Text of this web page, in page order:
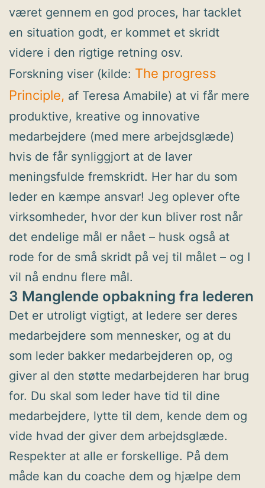
været gennem en god proces, har tacklet
en situation godt, er kommet et skridt
videre i den rigtige retning osv.
Forskning viser (kilde: The progress
Principle, af Teresa Amabile) at vi får mere
produktive, kreative og innovative
medarbejdere (med mere arbejdsglæde)
hvis de får synliggjort at de laver
meningsfulde fremskridt. Her har du som
leder en kæmpe ansvar! Jeg oplever ofte
virksomheder, hvor der kun bliver rost når
det endelige mål er nået – husk også at
rode for de små skridt på vej til målet – og I
vil nå endnu flere mål.
3 Manglende opbakning fra lederen
Det er utroligt vigtigt, at ledere ser deres
medarbejdere som mennesker, og at du
som leder bakker medarbejderen op, og
giver al den støtte medarbejderen har brug
for. Du skal som leder have tid til dine
medarbejdere, lytte til dem, kende dem og
vide hvad der giver dem arbejdsglæde.
Respekter at alle er forskellige. På dem
måde kan du coache dem og hjælpe dem